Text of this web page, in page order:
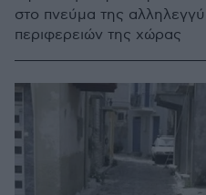
στο πνεύμα της
περιφερειών της χώρας